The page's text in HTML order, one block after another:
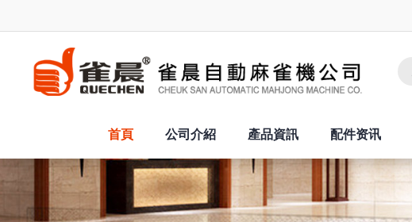
首頁 公司介紹 產品資訊 配件资讯